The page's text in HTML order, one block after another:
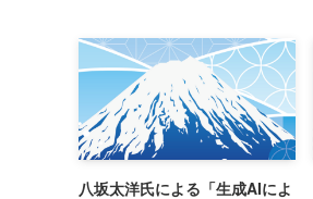
八坂太洋氏による「生成AIによ